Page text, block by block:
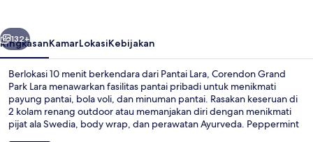
Berikutnya
132+
RingkasanKamarLokasiKebijakan
Berlokasi 10 menit berkendara dari Pantai Lara, Corendon Grand
Park Lara menawarkan fasilitas pantai pribadi untuk menikmati
payung pantai, bola voli, dan minuman pantai. Rasakan keseruan di
2 kolam renang outdoor atau memanjakan diri dengan menikmati
pijat ala Swedia, body wrap, dan perawatan Ayurveda. Peppermint